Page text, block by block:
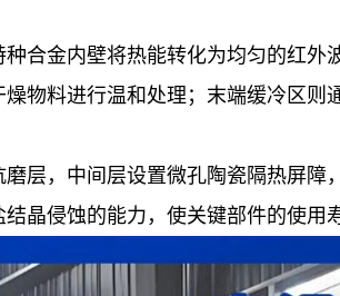
合金内壁将热能转化为均匀的红外
物料进行温和处理；末端缓冷区则
层，中间层设置微孔陶瓷隔热屏障
晶侵蚀的能力，使关键部件的使用